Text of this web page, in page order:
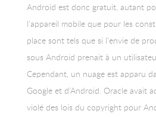
Android est donc gratuit, autant
l’appareil mobile que pour les
place sont tels que si l’envie de
sous Android prenait à un
Cependant, un nuage est apparu
Google et d’Android. Oracle avait
violé des lois du copyright pour